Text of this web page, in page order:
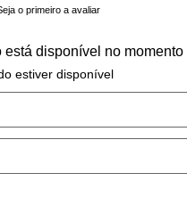
o primeiro a avaliar
está disponível no momento
estiver disponível